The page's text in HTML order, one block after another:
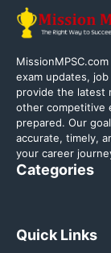
exam updates,
provide the latest
other competitive
prepared. Our
accurate, timely,
your career
Categories
Quick Links